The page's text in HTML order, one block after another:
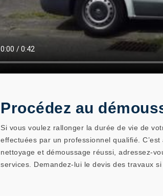
Procédez au
Si vous voulez rallonger la durée de vie de
effectuées par un professionnel qualifié.
nettoyage et démoussage réussi, adressez-
services. Demandez-lui le devis des travaux